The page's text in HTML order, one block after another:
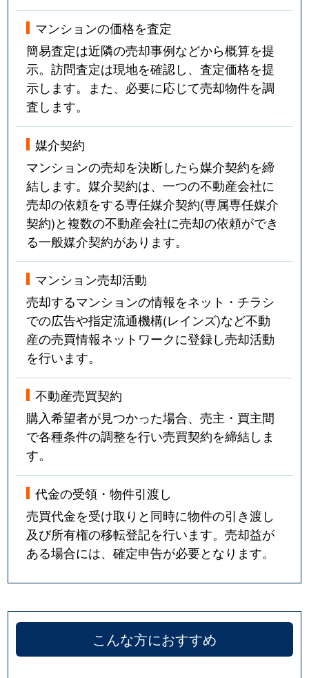
マンションの価格を査定
簡易査定は近隣の売却事例などから概算を提
示。訪問査定は現地を確認し、査定価格を提
示します。また、必要に応じて売却物件を調
査します。
媒介契約
マンションの売却を決断したら媒介契約を締
結します。媒介契約は、一つの不動産会社に
売却の依頼をする専任媒介契約(専属専任媒介
契約)と複数の不動産会社に売却の依頼ができ
る一般媒介契約があります。
マンション売却活動
売却するマンションの情報をネット・チラシ
での広告や指定流通機構(レインズ)など不動
産の売買情報ネットワークに登録し売却活動
を行います。
不動産売買契約
購入希望者が見つかった場合、売主・買主間
で各種条件の調整を行い売買契約を締結しま
す。
代金の受領・物件引渡し
売買代金を受け取りと同時に物件の引き渡し
及び所有権の移転登記を行います。売却益が
ある場合には、確定申告が必要となります。
こんな方におすすめ